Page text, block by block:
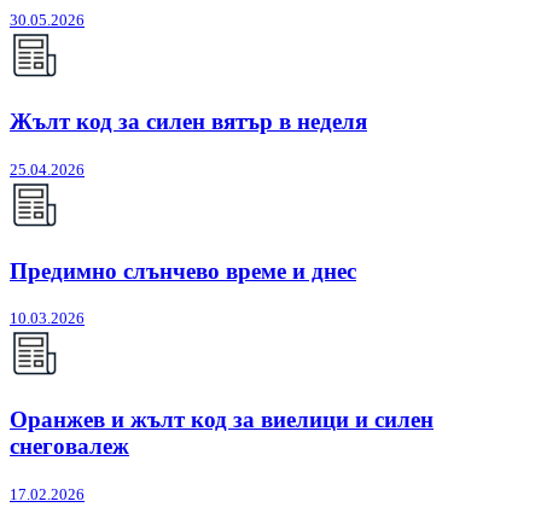
30.05.2026
Жълт код за силен вятър в неделя
25.04.2026
Предимно слънчево време и днес
10.03.2026
Оранжев и жълт код за виелици и силен
снеговалеж
17.02.2026